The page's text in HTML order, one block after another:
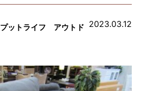
2023.03.12
ットライフ アウトド